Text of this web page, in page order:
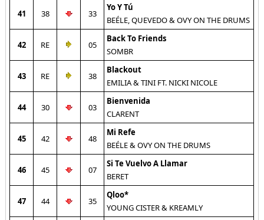
41 38 33
Yo Y Tú
BEÉLE, QUEVEDO & OVY ON THE DRUMS
42 RE 05
Back To Friends
SOMBR
43 RE 38
Blackout
EMILIA & TINI FT. NICKI NICOLE
44 30 03
Bienvenida
CLARENT
45 42 48
Mi Refe
BEÉLE & OVY ON THE DRUMS
46 45 07
Si Te Vuelvo A Llamar
BERET
47 44 35
Qloo*
YOUNG CISTER & KREAMLY